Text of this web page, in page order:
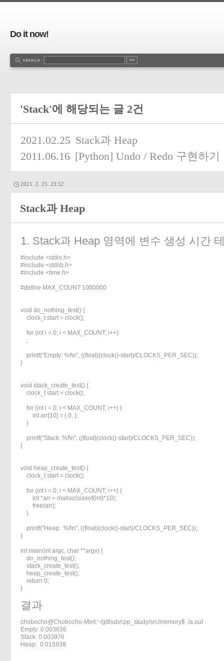
Do it now!
'Stack'에 해당되는 글 2건
2021.02.25 Stack과 Heap
2011.06.16 [Python] Undo / Redo 구현하기
2021. 2. 25. 23:52
Stack과 Heap
1. Stack과 Heap 영역에 변수 생성 시간
#include <stdio.h>
#include <stdlib.h>
#include <time.h>
#define MAX_COUNT 1000000
void do_nothing_test() {
    clock_t start = clock();
    for (int i = 0; i < MAX_COUNT; i++)
    ;
    printf("Empty: %f\n", ((float)(clock()-start)/CLOCKS_PER_SEC));
}
void stack_create_test() {
    clock_t start = clock();
    for (int i = 0; i < MAX_COUNT; i++) {
        int arr[10] = { 0, };
    }
    printf("Stack: %f\n", ((float)(clock()-start)/CLOCKS_PER_SEC));
}
void heap_create_test() {
    clock_t start = clock();
    for (int i = 0; i < MAX_COUNT; i++) {
        int *arr = malloc(sizeof(int)*10);
        free(arr);
    }
    printf("Heap:  %f\n", ((float)(clock()-start)/CLOCKS_PER_SEC));
}
int main(int argc, char **argv) {
    do_nothing_test();
    stack_create_test();
    heap_create_test();
    return 0;
}
결과
chobocho@Chobocho-Mint:~/github/cpp_study/src/memory$ ./a.out
Empty: 0.003636
Stack: 0.003976
Heap:  0.015938